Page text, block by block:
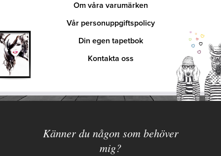
Om våra varumärken
Vår personuppgiftspolicy
Din egen tapetbok
Kontakta oss
Känner du någon som behöver
mig?